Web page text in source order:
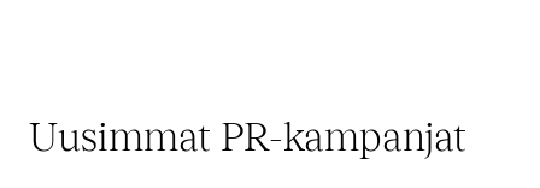
Uusimmat PR-kampanjat